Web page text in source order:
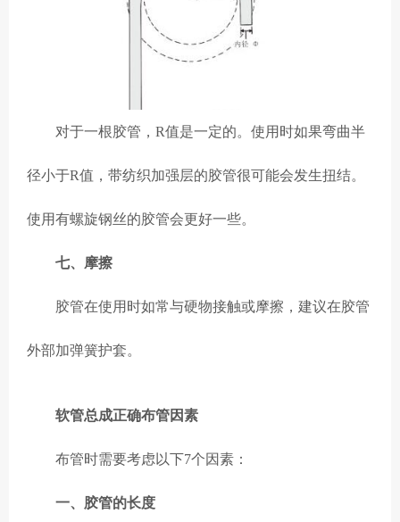
对于一根胶管，R值是一定的。使用时如果弯曲半
径小于R值，带纺织加强层的胶管很可能会发生扭结。
使用有螺旋钢丝的胶管会更好一些。
七、摩擦
胶管在使用时如常与硬物接触或摩擦，建议在胶管
外部加弹簧护套。
软管总成正确布管因素
布管时需要考虑以下7个因素：
一、胶管的长度